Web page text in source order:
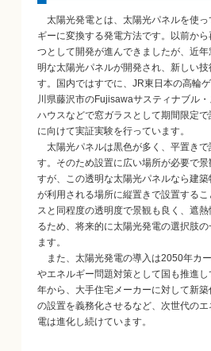
太陽光発電とは、太陽光パネルを使
ギーに変換する発電方法です。以前か
つとして開発が進んできましたが、近
明な太陽光パネルが開発され、新しい
す。国内ではすでに、JR東日本の高輪
川県藤沢市のFujisawaサスティナブル
ハウスなどで窓ガラスとして期間限定
に向けて実証実験を行っています。
太陽光パネルは黒色が多く、平置き
す。そのため設置に広い場所が必要で
すが、この透明な太陽光パネルなら建
が利用される場所に縦置きで設置する
スと同程度の透明度で景観も良く、遮
るため、将来的に太陽光発電の選択肢
ます。
また、太陽光発電の導入は2050年カ
やエネルギー問題対策として国も推進
年から、大手住宅メーカーに対して新
の設置を義務化させるなど、次世代の
電は進化し続けています。